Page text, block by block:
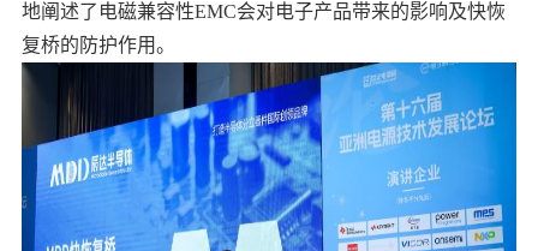
地阐述了电磁兼容性EMC会对电子产品带来的影响及快恢
复桥的防护作用。